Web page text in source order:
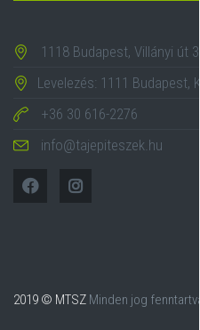
1118 Budapest, Villányi út
Levelezés: 1111 Budapest,
+36 30 616-2276
info@tajepiteszek.hu
2019 © MTSZ Minden jog fenntartva.